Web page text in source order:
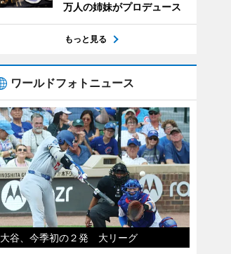
万人の姉妹がプロデュース
もっと見る
ワールドフォトニュース
大谷、今季初の２発 大リーグ